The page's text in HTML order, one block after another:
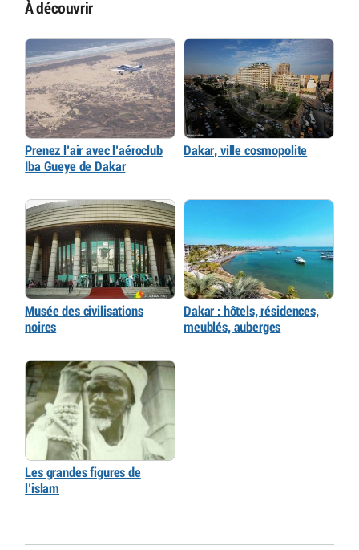
À découvrir
Prenez l’air avec l’aéroclub
Iba Gueye de Dakar
Dakar, ville cosmopolite
Musée des civilisations
noires
Dakar : hôtels, résidences,
meublés, auberges
Les grandes figures de
l’islam